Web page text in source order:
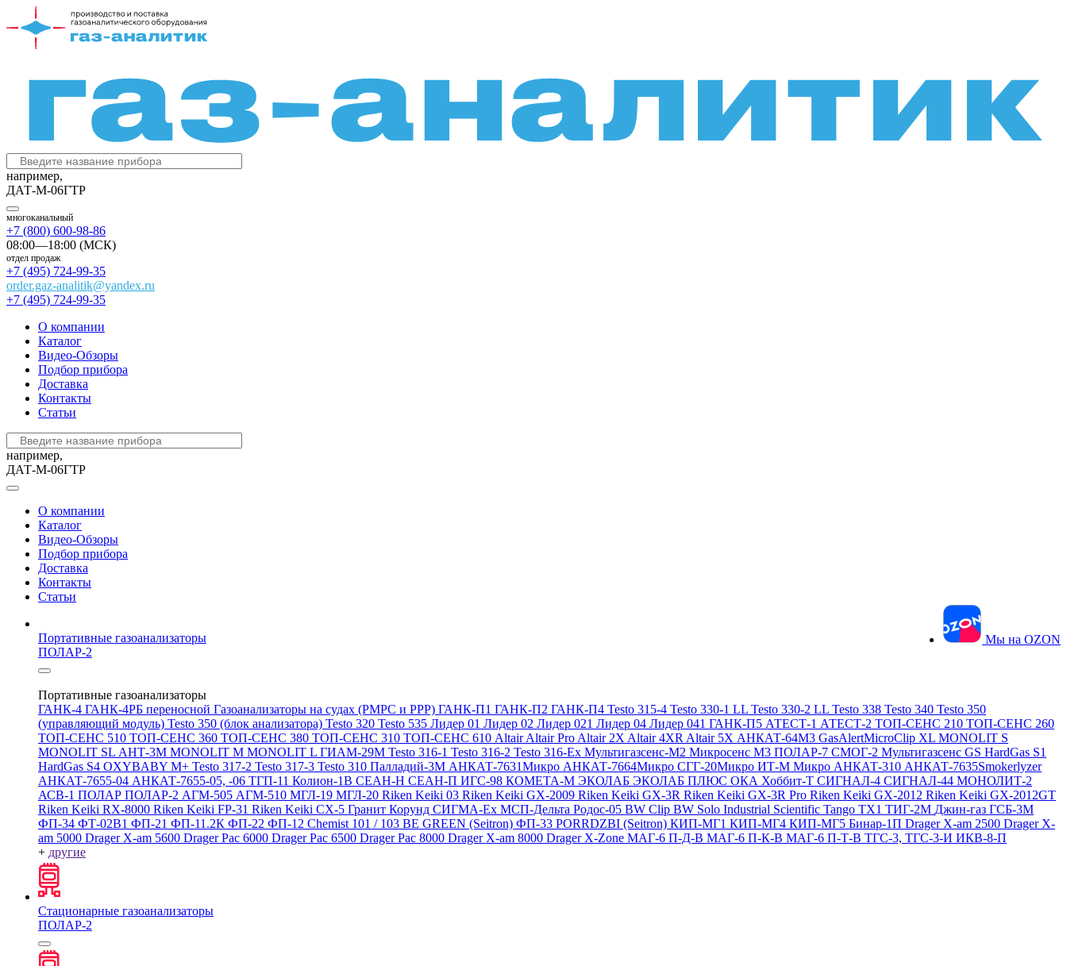
например,
ДАТ-М-06ГТР
многоканальный
+7 (800) 600-98-86
08:00—18:00 (МСК)
отдел продаж
+7 (495) 724-99-35
order.gaz-analitik@yandex.ru
+7 (495) 724-99-35
О компании
Каталог
Видео-Обзоры
Подбор прибора
Доставка
Контакты
Статьи
например,
ДАТ-М-06ГТР
О компании
Каталог
Видео-Обзоры
Подбор прибора
Доставка
Контакты
Статьи
Мы на OZON
Портативные газоанализаторы
ПОЛАР-2
Портативные газоанализаторы
ГАНК-4 ГАНК-4РБ переносной Газоанализаторы на судах (РМРС и РРР) ГАНК-П1 ГАНК-П2 ГАНК-П4 Testo 315-4 Testo 330-1 LL Testo 330-2 LL Testo 338 Testo 340 Testo 350
(управляющий модуль) Testo 350 (блок анализатора) Testo 320 Testo 535 Лидер 01 Лидер 02 Лидер 021 Лидер 04 Лидер 041 ГАНК-П5 АТЕСТ-1 АТЕСТ-2 ТОП-СЕНС 210 ТОП-СЕНС 260
ТОП-СЕНС 510 ТОП-СЕНС 360 ТОП-СЕНС 380 ТОП-СЕНС 310 ТОП-СЕНС 610 AltairAltair Pro Altair 2X Altair 4XR Altair 5X АНКАТ-64М3 GasAlertMicroClip XL MONOLIT S
MONOLIT SL АНТ-3М MONOLIT M MONOLIT L ГИАМ-29М Testo 316-1 Testo 316-2 Testo 316-Ex Мультигазсенс-М2 Микросенс М3 ПОЛАР-7 СМОГ-2 Мультигазсенс GS HardGas S1
HardGas S4 OXYBABY M+ Testo 317-2 Testo 317-3 Testo 310 Палладий-3М АНКАТ-7631Микро АНКАТ-7664Микро СГГ-20Микро ИТ-М Микро АНКАТ-310 АНКАТ-7635Smokerlyzer
АНКАТ-7655-04 АНКАТ-7655-05, -06 ТГП-11 Колион-1В СЕАН-Н СЕАН-П ИГС-98 КОМЕТА-М ЭКОЛАБ ЭКОЛАБ ПЛЮС ОКА Хоббит-Т СИГНАЛ-4 СИГНАЛ-44 МОНОЛИТ-2
АСВ-1 ПОЛАР ПОЛАР-2 АГМ-505 АГМ-510 МГЛ-19 МГЛ-20 Riken Keiki 03 Riken Keiki GX-2009 Riken Keiki GX-3R Riken Keiki GX-3R Pro Riken Keiki GX-2012 Riken Keiki GX-2012GT
Riken Keiki RX-8000 Riken Keiki FP-31 Riken Keiki CX-5 Гранит Корунд СИГМА-Ех МСП-Дельта Родос-05 BW Clip BW Solo Industrial Scientific Tango TX1 ТИГ-2М Джин-газ ГСБ-3М
ФП-34 ФТ-02В1 ФП-21 ФП-11.2К ФП-22 ФП-12 Chemist 101 / 103 BE GREEN (Seitron) ФП-33 PORRDZBI (Seitron) КИП-МГ1 КИП-МГ4 КИП-МГ5 Бинар-1П Drager X-am 2500 Drager X-
am 5000 Drager X-am 5600 Drager Pac 6000 Drager Pac 6500 Drager Pac 8000 Drager X-am 8000 Drager X-Zone МАГ-6 П-Д-В МАГ-6 П-К-В МАГ-6 П-Т-В ТГС-3, ТГС-3-И ИКВ-8-П
+ другие
Стационарные газоанализаторы
ПОЛАР-2